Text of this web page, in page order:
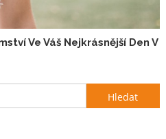
Ve Váš Nejkrásnější Den V
Vyhledávání